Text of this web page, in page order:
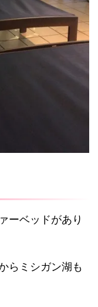
ーベッドがあり
らミシガン湖も